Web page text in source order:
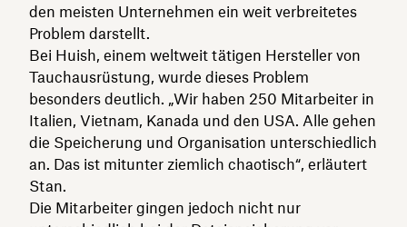
den meisten Unternehmen ein weit verbreitetes
Problem darstellt.
Bei Huish, einem weltweit tätigen Hersteller von
Tauchausrüstung, wurde dieses Problem
besonders deutlich. „Wir haben 250 Mitarbeiter in
Italien, Vietnam, Kanada und den USA. Alle gehen
die Speicherung und Organisation unterschiedlich
an. Das ist mitunter ziemlich chaotisch“, erläutert
Stan.
Die Mitarbeiter gingen jedoch nicht nur